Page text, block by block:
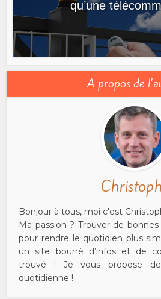
qu’une
A propos de
Bonjour à tous, moi c'est
Ma passion ? Trouver de
pour rendre le quotidien plus
un site bourré d’infos et de
trouvé ! Je vous propose
quotidienne !